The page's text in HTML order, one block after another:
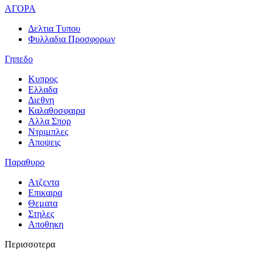
ΑΓΟΡΑ
Δελτια Τυπου
Φυλλαδια Προσφορων
Γηπεδο
Κυπρος
Ελλαδα
Διεθνη
Καλαθοσφαιρα
Αλλα Σπορ
Ντριμπλες
Αποψεις
Παραθυρο
Ατζεντα
Επικαιρα
Θεματα
Στηλες
Αποθηκη
Περισσοτερα